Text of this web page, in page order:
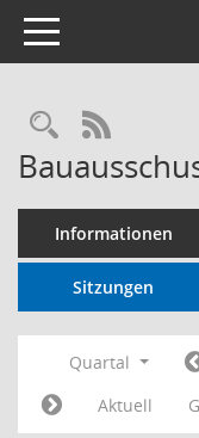
Toggle navigation
RSS-
Informationen
Sitzungen
Quartal
Aktuell